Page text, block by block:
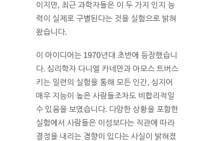
이지만, 최근 과학자들은 이 두 가지 인지 능
력이 실제로 구별된다는 것을 실험으로 밝혀
왔습니다.
이 아이디어는 1970년대 초반에 등장했습니
다. 심리학자 다니엘 카네만과 아모스 트버스
키는 일련의 실험을 통해 모든 인간, 심지어
매우 지능이 높은 사람들조차도 비합리적일
수 있음을 보였습니다. 다양한 상황을 포함한
실험에서 사람들은 이성보다는 직관에 따라
결정을 내리는 경향이 있다는 사실이 밝혀졌